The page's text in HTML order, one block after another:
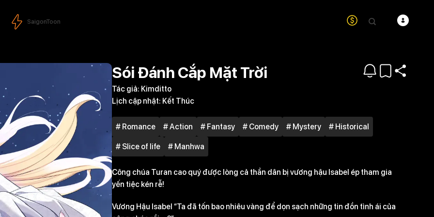
SaigonToon
Sói Đánh Cắp Mặt Trời
Tác giả: Kimditto
Lịch cập nhật: Kết Thúc
# Romance # Action # Fantasy # Comedy # Mystery # Historical
# Slice of life # Manhwa
Công chúa Turan cao quý được lòng cả thần dân bị vương hậu Isabel ép tham gia
yến tiệc kén rễ!
Vương Hậu Isabel “Ta đã tốn bao nhiêu vàng để dọn sạch những tin đồn tình ái của